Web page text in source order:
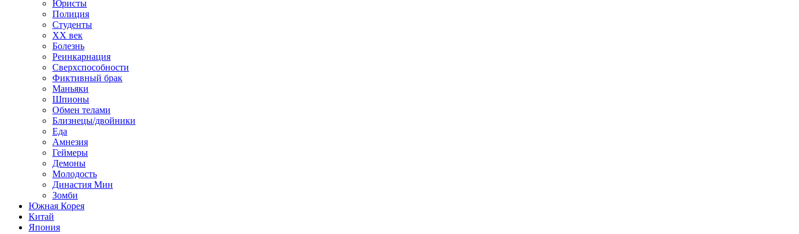
Юристы
Полиция
Студенты
ХХ век
Болезнь
Реинкарнация
Сверхспособности
Фиктивный брак
Маньяки
Шпионы
Обмен телами
Близнецы/двойники
Еда
Амнезия
Геймеры
Демоны
Молодость
Династия Мин
Зомби
Южная Корея
Китай
Япония